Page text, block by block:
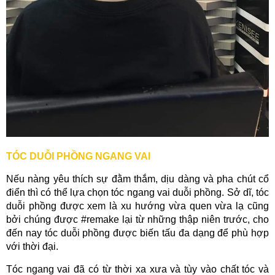
TÓC DUỖI PHỒNG NGANG VAI
Nếu nàng yêu thích sự đằm thắm, dịu dàng và pha chút cổ
điển thì có thể lựa chọn tóc ngang vai duỗi phồng. Sở dĩ, tóc
duỗi phồng được xem là xu hướng vừa quen vừa lạ cũng
bởi chúng được #remake lại từ những thập niên trước, cho
đến nay tóc duỗi phồng được biến tấu đa dạng để phù hợp
với thời đại.
Tóc ngang vai đã có từ thời xa xưa và tùy vào chất tóc và